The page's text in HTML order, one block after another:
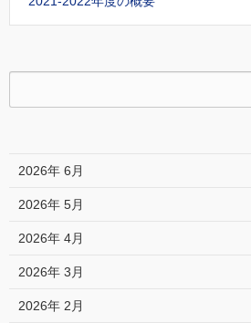
2026年 6月
2026年 5月
2026年 4月
2026年 3月
2026年 2月